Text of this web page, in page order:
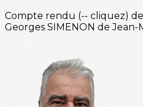
Compte rendu (-- cliquez)
Georges SIMENON de Jean-